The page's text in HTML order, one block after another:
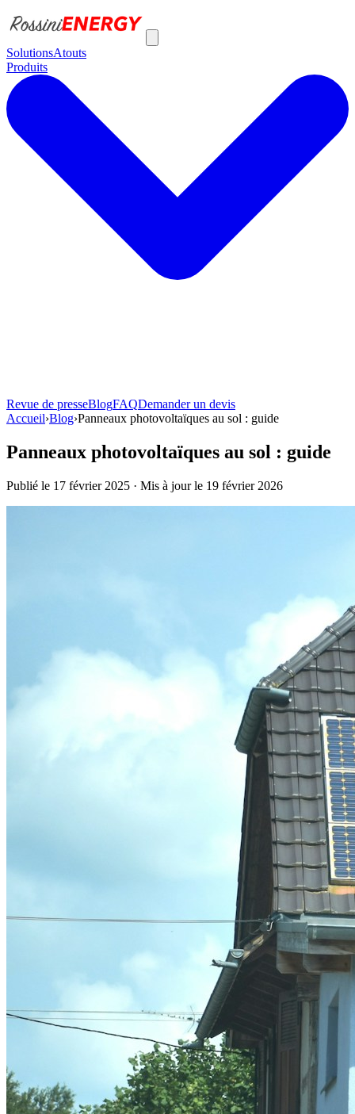
SolutionsAtouts
Produits
Revue de presseBlogFAQDemander un devis
SolutionsAtouts
Toutes les bornesComparer tous les modèlesTerza®Borne sur pied
Borne muraleFixation sur façade, 7 à 22 kWLa CentraleLocation ou
Accueil›Blog›Panneaux photovoltaïques au sol : guide
Panneaux photovoltaïques au sol : guide
Publié le 17 février 2025 · Mis à jour le 19 février 2026